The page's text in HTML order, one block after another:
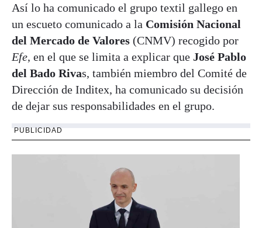
Así lo ha comunicado el grupo textil gallego en
un escueto comunicado a la Comisión Nacional
del Mercado de Valores (CNMV) recogido por
Efe, en el que se limita a explicar que José Pablo
del Bado Rivas, también miembro del Comité de
Dirección de Inditex, ha comunicado su decisión
de dejar sus responsabilidades en el grupo.
PUBLICIDAD